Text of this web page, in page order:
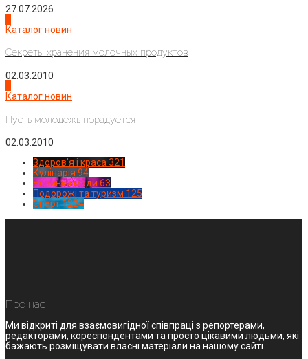
27.07.2026
Каталог новин
Секреты хранения молочных продуктов
02.03.2010
Каталог новин
Пусть молодежь порадуется
02.03.2010
Здоров'я і краса 321
Кулінарія 94
Новинки моди 63
Подорожі та туризм 125
Спорт1224
Про нас
Ми відкриті для взаємовигідної співпраці з репортерами,
редакторами, кореспондентами та просто цікавими людьми, які
бажають розміщувати власні матеріали на нашому сайті.